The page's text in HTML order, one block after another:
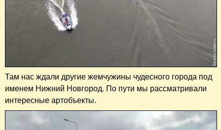
Там нас ждали другие жемчужины чудесного города под
именем Нижний Новгород. По пути мы рассматривали
интересные артобъекты.